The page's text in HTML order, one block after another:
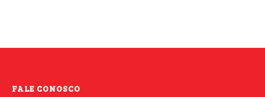
FALE CONOSCO